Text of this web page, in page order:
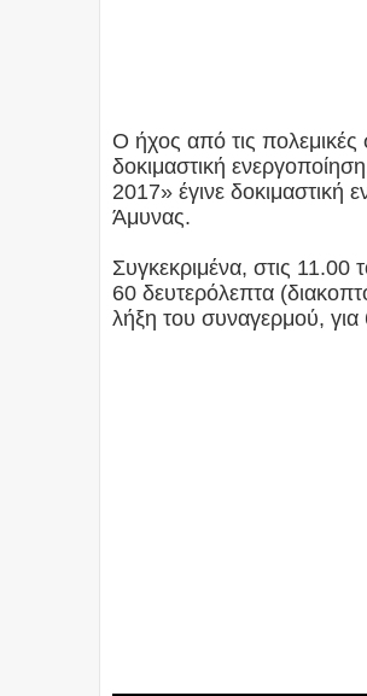
Ο ήχος από τις πολεμικές
δοκιμαστική
2017» έγινε δοκιμαστική
Άμυνας.
Συγκεκριμένα, στις 11.00
60 δευτερόλεπτα
λήξη του συναγερμού,